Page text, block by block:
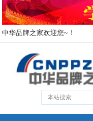
中华品牌之家欢迎您~！